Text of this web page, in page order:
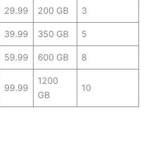
29.99 200 GB 3
39.99 350 GB 5
59.99 600 GB 8
99.99
1200
GB
10